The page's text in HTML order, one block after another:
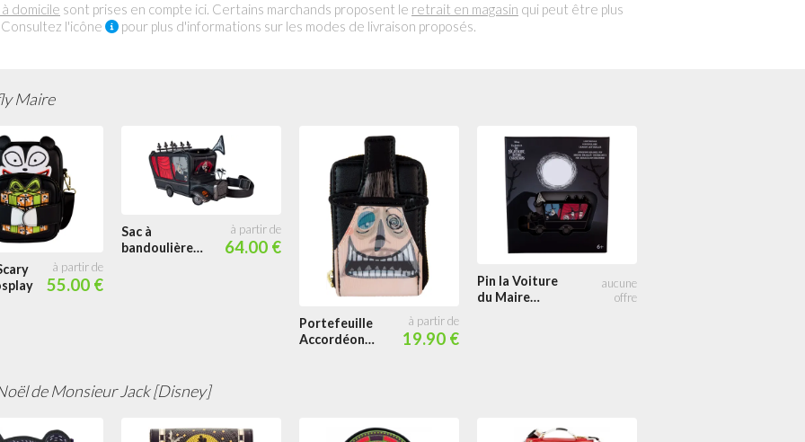
domicile sont prises en compte ici. Certains marchands proposent le retrait en magasin qui peut être plus
l'icône
pour plus d'informations sur les modes de livraison proposés.
Maire
55.00 €
Sac à
bandoulière
64.00 €
Portefeuille
Accordéon
19.90 €
Pin la Voiture
du Maire
de Monsieur Jack [Disney]